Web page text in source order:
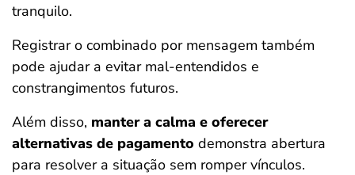
tranquilo.
Registrar o combinado por mensagem também
pode ajudar a evitar mal-entendidos e
constrangimentos futuros.
Além disso, manter a calma e oferecer
alternativas de pagamento demonstra abertura
para resolver a situação sem romper vínculos.